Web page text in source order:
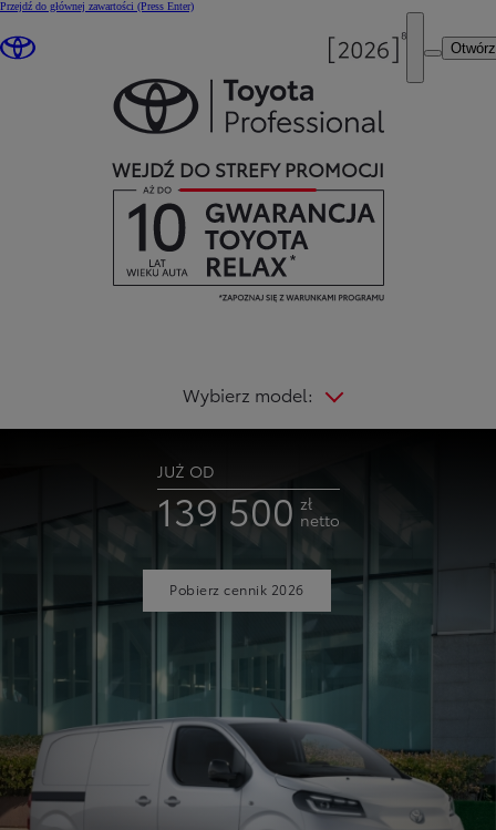
Przejdź do głównej zawartości (Press Enter)
WEJDŹ DO STREFY PROMOCJI
Wybierz model:
JUŻ OD
139 500 zł
netto
Pobierz cennik 2026